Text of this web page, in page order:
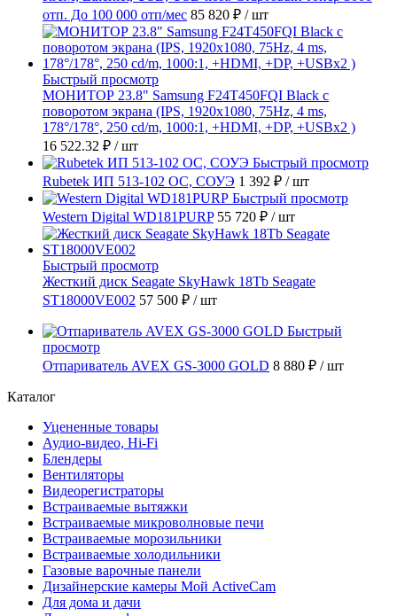
отп. До 100 000 отп/мес 85 820 ₽ / шт
Быстрый просмотр
МОНИТОР 23.8" Samsung F24T450FQI Black с
поворотом экрана (IPS, 1920x1080, 75Hz, 4 ms,
178°/178°, 250 cd/m, 1000:1, +HDMI, +DP, +USBx2 )
16 522.32 ₽ / шт
Быстрый просмотр
Rubetek ИП 513-102 ОС, СОУЭ 1 392 ₽ / шт
Быстрый просмотр
Western Digital WD181PURP 55 720 ₽ / шт
Быстрый просмотр
Жесткий диск Seagate SkyHawk 18Tb Seagate
ST18000VE002 57 500 ₽ / шт
Быстрый
просмотр
Отпариватель AVEX GS-3000 GOLD 8 880 ₽ / шт
Каталог
Уцененные товары
Аудио-видео, Hi-Fi
Блендеры
Вентиляторы
Видеорегистраторы
Встраиваемые вытяжки
Встраиваемые микроволновые печи
Встраиваемые морозильники
Встраиваемые холодильники
Газовые варочные панели
Дизайнерские камеры Мой ActiveCam
Для дома и дачи